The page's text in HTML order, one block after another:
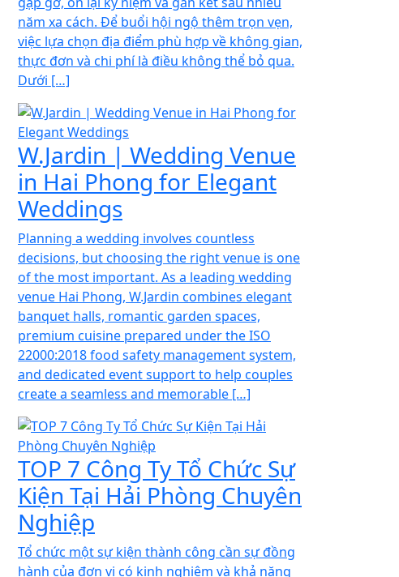
năm xa cách. Để buổi hội ngộ thêm trọn vẹn,
việc lựa chọn địa điểm phù hợp về không gian,
thực đơn và chi phí là điều không thể bỏ qua.
Dưới […]
W.Jardin | Wedding Venue
in Hai Phong for Elegant
Weddings
Planning a wedding involves countless
decisions, but choosing the right venue is one
of the most important. As a leading wedding
venue Hai Phong, W.Jardin combines elegant
banquet halls, romantic garden spaces,
premium cuisine prepared under the ISO
22000:2018 food safety management system,
and dedicated event support to help couples
create a seamless and memorable […]
TOP 7 Công Ty Tổ Chức Sự
Kiện Tại Hải Phòng Chuyên
Nghiệp
Tổ chức một sự kiện thành công cần sự đồng
hành của đơn vị có kinh nghiệm và khả năng